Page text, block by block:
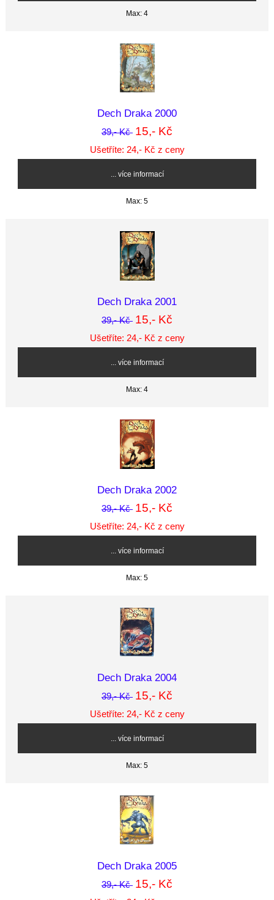
Max: 4
Dech Draka 2000
39,- Kč 15,- Kč
Ušetříte: 24,- Kč z ceny
... více informací
Max: 5
Dech Draka 2001
39,- Kč 15,- Kč
Ušetříte: 24,- Kč z ceny
... více informací
Max: 4
Dech Draka 2002
39,- Kč 15,- Kč
Ušetříte: 24,- Kč z ceny
... více informací
Max: 5
Dech Draka 2004
39,- Kč 15,- Kč
Ušetříte: 24,- Kč z ceny
... více informací
Max: 5
Dech Draka 2005
39,- Kč 15,- Kč